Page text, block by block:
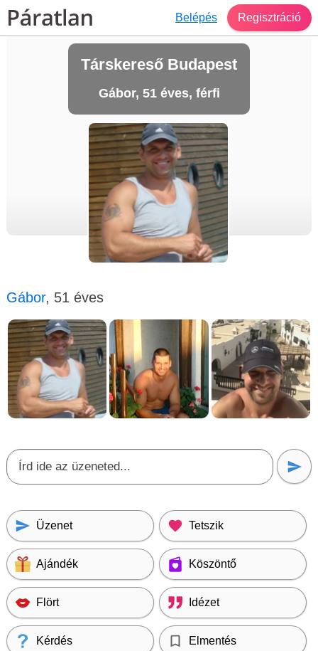
Belépés Regisztráció
Társkereső Budapest
Gábor, 51 éves, férfi
Gábor, 51 éves
Üzenet Tetszik
Ajándék Köszöntő
Flört Idézet
Kérdés Elmentés